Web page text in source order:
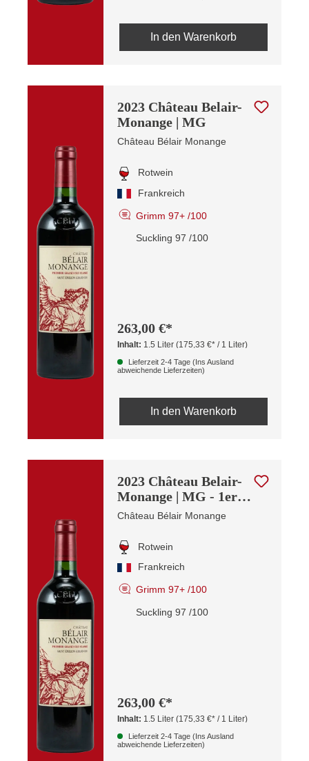
In den Warenkorb
2023 Château Belair-
Monange | MG
Château Bélair Monange
Rotwein
Frankreich
Grimm 97+ /100
Suckling 97 /100
263,00 €*
Inhalt: 1.5 Liter(175,33 €* / 1 Liter)
Lieferzeit 2-4 Tage (Ins Ausland
abweichende Lieferzeiten)
In den Warenkorb
2023 Château Belair-
Monange | MG - 1er
OHK
Château Bélair Monange
Rotwein
Frankreich
Grimm 97+ /100
Suckling 97 /100
263,00 €*
Inhalt: 1.5 Liter(175,33 €* / 1 Liter)
Lieferzeit 2-4 Tage (Ins Ausland
abweichende Lieferzeiten)